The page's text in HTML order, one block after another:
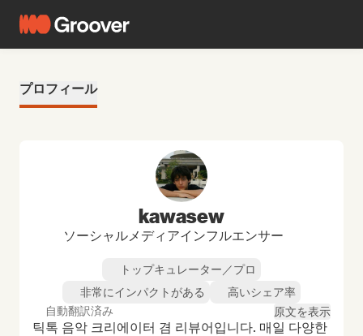
プロフィール
kawasew
ソーシャルメディアインフルエンサー
トップキュレーター／プロ
非常にインパクトがある
高いシェア率
自動翻訳済み
原文を表示
틱톡 음악 크리에이터 겸 리뷰어입니다. 매일 다양한